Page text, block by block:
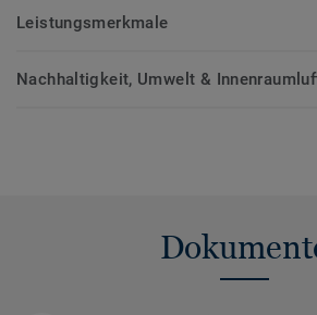
Leistungsmerkmale
Nachhaltigkeit, Umwelt &